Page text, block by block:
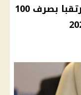
مصادر حكومية تكشف قرارا مرتقبا بصرف 100